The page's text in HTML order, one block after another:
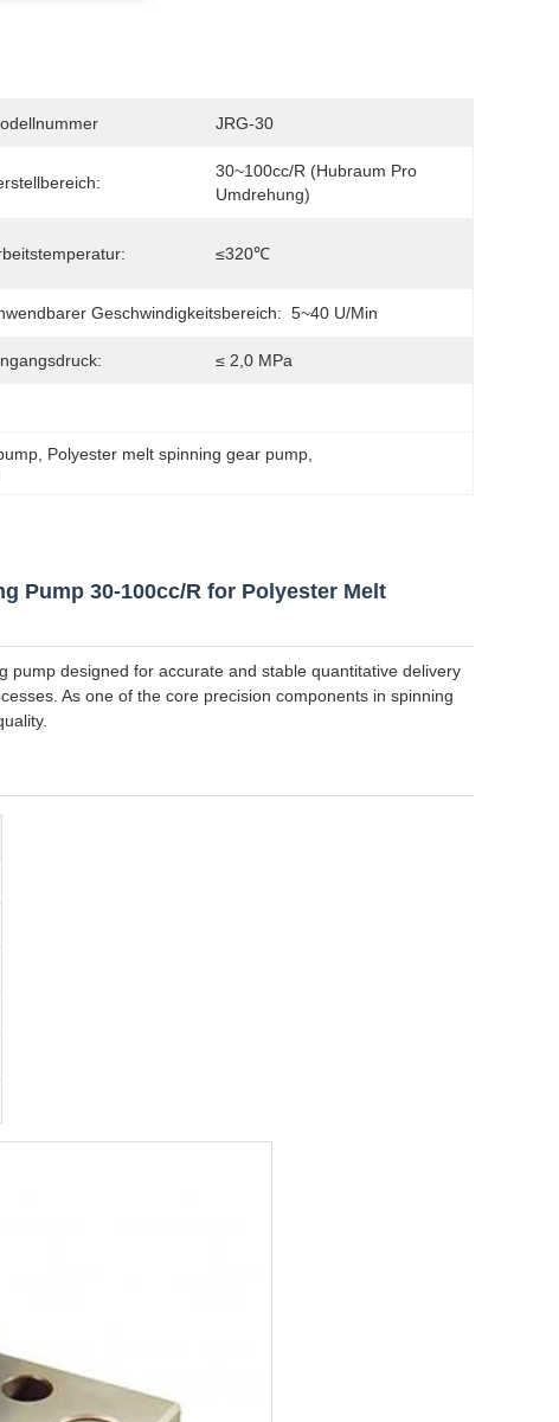
JRG-30
30~100cc/R (Hubraum Pro
Umdrehung)
≤320℃
Geschwindigkeitsbereich: 5~40 U/min
≤ 2,0 MPa
Polyester melt spinning gear pump
Pump 30-100cc/R for Polyester Melt
designed for accurate and stable quantitative delivery
As one of the core precision components in spinning